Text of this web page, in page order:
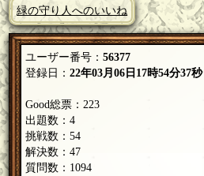
緑の守り人へのいいね
ユーザー番号：56377
登録日：22年03月06日17時54分37秒
Good総票：223
出題数：4
挑戦数：54
解決数：47
質問数：1094